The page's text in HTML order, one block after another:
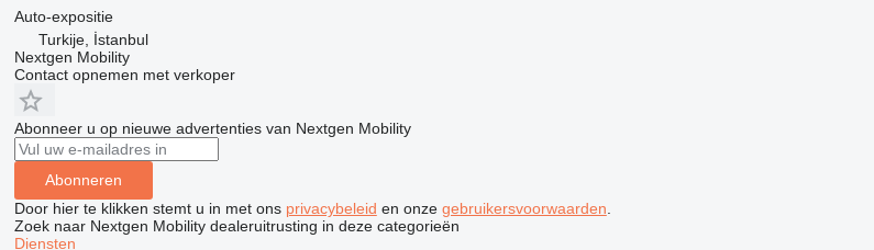
Auto-expositie
Turkije, İstanbul
Nextgen Mobility
Contact opnemen met verkoper
Abonneer u op nieuwe advertenties van Nextgen Mobility
Abonneren
Door hier te klikken stemt u in met ons privacybeleid en onze gebruikersvoorwaarden
Zoek naar Nextgen Mobility dealeruitrusting in deze categorieën
Diensten